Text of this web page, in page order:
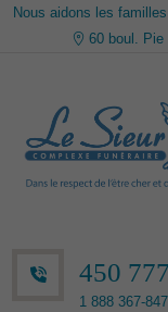
Nous aidons les
60 boul. Pie
450
1 888 367-